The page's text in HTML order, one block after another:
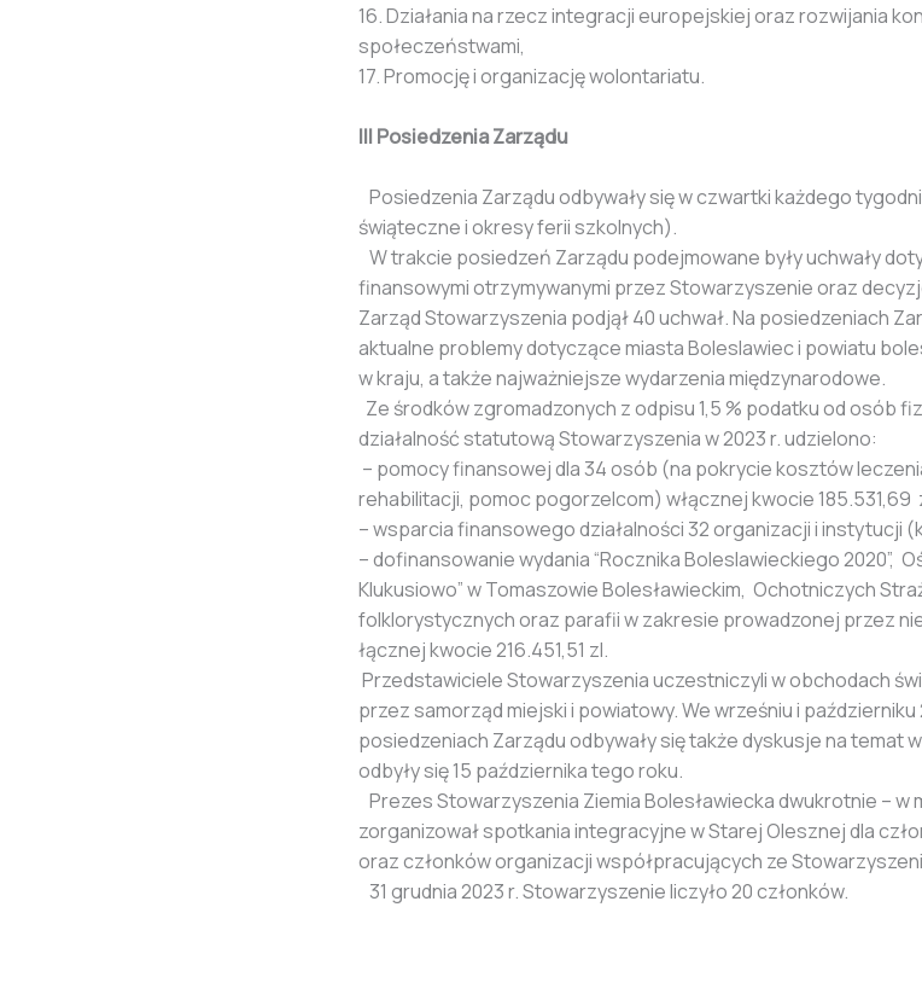
16. Działania na rzecz integracji europejskiej oraz rozwijania
społeczeństwami,
17. Promocję i organizację wolontariatu.
III Posiedzenia Zarządu
Posiedzenia Zarządu odbywały się w czwartki każdego
świąteczne i okresy ferii szkolnych).
W trakcie posiedzeń Zarządu podejmowane były uchwały
finansowymi otrzymywanymi przez Stowarzyszenie oraz
Zarząd Stowarzyszenia podjął 40 uchwał. Na posiedzeniach
aktualne problemy dotyczące miasta Boleslawiec i powiatu
w kraju, a także najważniejsze wydarzenia międzynarodowe.
Ze środków zgromadzonych z odpisu 1,5 % podatku od osób
działalność statutową Stowarzyszenia w 2023 r. udzielono:
– pomocy finansowej dla 34 osób (na pokrycie kosztów
rehabilitacji, pomoc pogorzelcom) włącznej kwocie 185.531,69
– wsparcia finansowego działalności 32 organizacji i instytucji
– dofinansowanie wydania “Rocznika Boleslawieckiego 2020”,
Klukusiowo” w Tomaszowie Bolesławieckim, Ochotniczych
folklorystycznych oraz parafii w zakresie prowadzonej przez
łącznej kwocie 216.451,51 zl.
Przedstawiciele Stowarzyszenia uczestniczyli w obchodach
przez samorząd miejski i powiatowy. We wrześniu i
posiedzeniach Zarządu odbywały się także dyskusje na temat
odbyły się 15 października tego roku.
Prezes Stowarzyszenia Ziemia Bolesławiecka dwukrotnie – w
zorganizował spotkania integracyjne w Starej Olesznej dla
oraz członków organizacji współpracujących ze
31 grudnia 2023 r. Stowarzyszenie liczyło 20 członków.